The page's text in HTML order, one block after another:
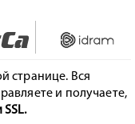
странице. Вся
и получаете,